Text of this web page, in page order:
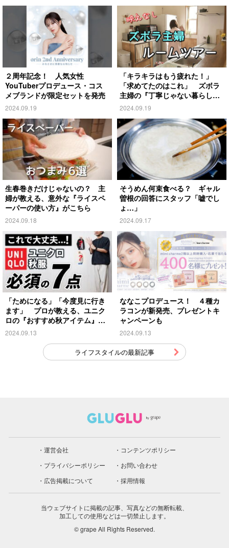
２周年記念！ 人気女性
YouTuberプロデュース・コス
メブランドが限定セットを発売
2024.09.19
「キラキラはもう疲れた！」
「求めてたのはこれ」 ズボラ
主婦の『丁寧じゃない暮らし』
がこちら
2024.09.19
生春巻きだけじゃないの？ 主
婦が教える、意外な『ライスペ
ーパーの使い方』がこちら
2024.09.18
そうめん何束食べる？ ギャル
曽根の回答にスタッフ「嘘でし
ょ…」
2024.09.17
「ためになる」「今度見に行き
ます」 プロが教える、ユニク
ロの『おすすめ秋アイテム』が
こちら
2024.09.13
ななこプロデュース！ ４種カ
ラコンが新発売、プレゼントキ
ャンペーンも
2024.09.13
ライフスタイルの最新記事
運営会社
コンテンツポリシー
プライバシーポリシー
お問い合わせ
広告掲載について
採用情報
当ウェブサイトに掲載の記事、写真などの無断転載、
加工しての使用などは一切禁止します。
© grape All Rights Reserved.